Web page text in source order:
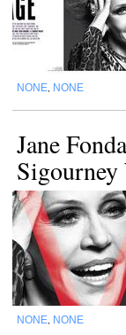
NONE NONE
Jane
Sigourney
NONE NONE